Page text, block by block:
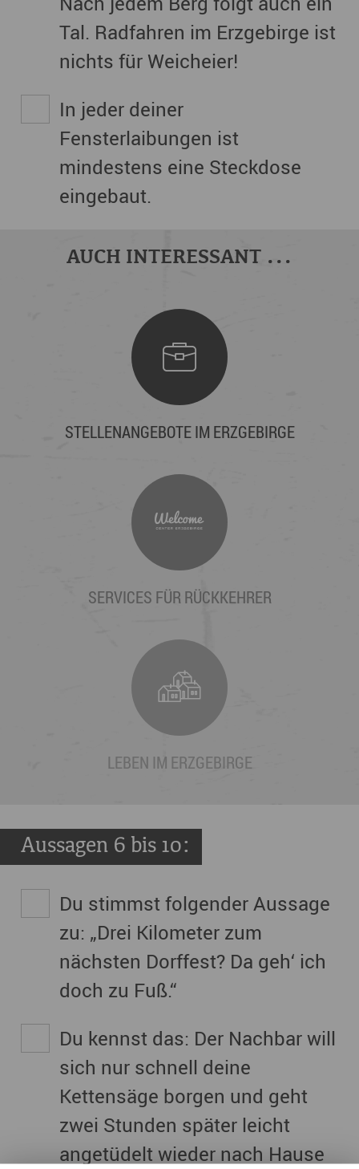
Tal. Radfahren im Erzgebirge ist
nichts für Weicheier!
In jeder deiner
Fensterlaibungen ist
mindestens eine Steckdose
eingebaut.
AUCH INTERESSANT ...
STELLENANGEBOTE IM ERZGEBIRGE
SERVICES FÜR RÜCKKEHRER
LEBEN IM ERZGEBIRGE
Aussagen 6 bis 10:
Du stimmst folgender Aussage
zu: „Drei Kilometer zum
nächsten Dorffest? Da geh‘ ich
doch zu Fuß.“
Du kennst das: Der Nachbar will
sich nur schnell deine
Kettensäge borgen und geht
zwei Stunden später leicht
angetüdelt wieder nach Hause